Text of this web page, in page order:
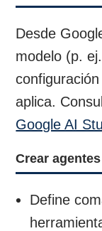
Desde
modelo (p. ej.
aplica.
Google AI
Crear
Define